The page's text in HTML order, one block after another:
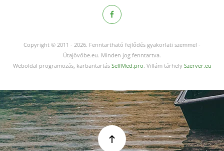
Copyright © 2011 - 2026. Fenntartható fejlődés gyakorlati szemmel -
Útajövőbe.eu. Minden jog fenntartva.
Weboldal programozás, karbantartás SelfMed.pro. Villám tárhely Szerver.eu